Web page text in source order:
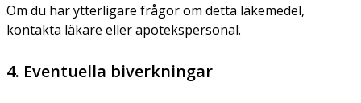
Om du har ytterligare frågor om detta läkemedel,
kontakta läkare eller apotekspersonal.
4. Eventuella biverkningar